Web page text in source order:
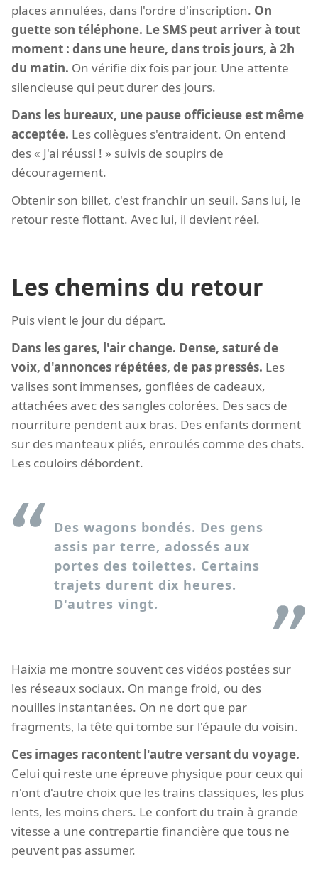
places annulées, dans l'ordre d'inscription. On
guette son téléphone. Le SMS peut arriver à tout
moment : dans une heure, dans trois jours, à 2h
du matin. On vérifie dix fois par jour. Une attente
silencieuse qui peut durer des jours.
Dans les bureaux, une pause officieuse est même
acceptée. Les collègues s'entraident. On entend
des « J'ai réussi ! » suivis de soupirs de
découragement.
Obtenir son billet, c'est franchir un seuil. Sans lui, le
retour reste flottant. Avec lui, il devient réel.
Les chemins du retour
Puis vient le jour du départ.
Dans les gares, l'air change. Dense, saturé de
voix, d'annonces répétées, de pas pressés. Les
valises sont immenses, gonflées de cadeaux,
attachées avec des sangles colorées. Des sacs de
nourriture pendent aux bras. Des enfants dorment
sur des manteaux pliés, enroulés comme des chats.
Les couloirs débordent.
Des wagons bondés. Des gens
assis par terre, adossés aux
portes des toilettes. Certains
trajets durent dix heures.
D'autres vingt.
Haixia me montre souvent ces vidéos postées sur
les réseaux sociaux. On mange froid, ou des
nouilles instantanées. On ne dort que par
fragments, la tête qui tombe sur l'épaule du voisin.
Ces images racontent l'autre versant du voyage.
Celui qui reste une épreuve physique pour ceux qui
n'ont d'autre choix que les trains classiques, les plus
lents, les moins chers. Le confort du train à grande
vitesse a une contrepartie financière que tous ne
peuvent pas assumer.